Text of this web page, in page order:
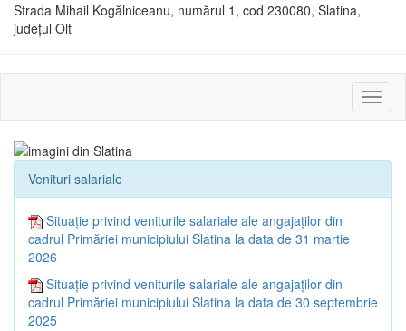
Strada Mihail Kogălniceanu, numărul 1, cod 230080, Slatina,
județul Olt
sau
Venituri salariale
Situație privind veniturile salariale ale angajaților din
cadrul Primăriei municipiului Slatina la data de 31 martie
2026
Situație privind veniturile salariale ale angajaților din
cadrul Primăriei municipiului Slatina la data de 30 septembrie
2025